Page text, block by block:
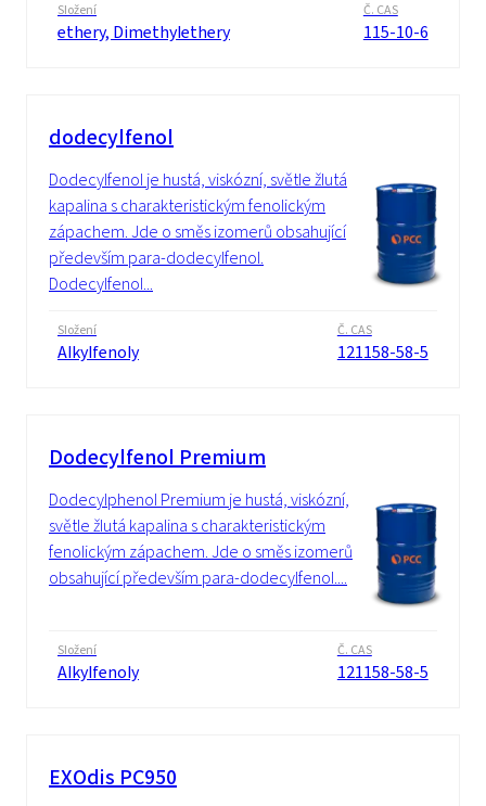
Složení
ethery, Dimethylethery
Č. CAS
115-10-6
dodecylfenol
Dodecylfenol je hustá, viskózní, světle žlutá
kapalina s charakteristickým fenolickým
zápachem. Jde o směs izomerů obsahující
především para-dodecylfenol.
Dodecylfenol...
Složení
Alkylfenoly
Č. CAS
121158-58-5
Dodecylfenol Premium
Dodecylphenol Premium je hustá, viskózní,
světle žlutá kapalina s charakteristickým
fenolickým zápachem. Jde o směs izomerů
obsahující především para-dodecylfenol....
Složení
Alkylfenoly
Č. CAS
121158-58-5
EXOdis PC950